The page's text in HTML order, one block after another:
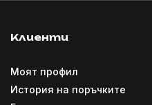
Клиенти
Моят профил
История на поръчките